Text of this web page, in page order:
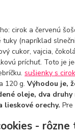
cirok a červenú
(napríklad
cukor, vajcia,
príchuť. Toto je
sušienky s
120 g.Výhodou je,
oleje, dva druhy
lieskové orechy.Pre
- rôzne